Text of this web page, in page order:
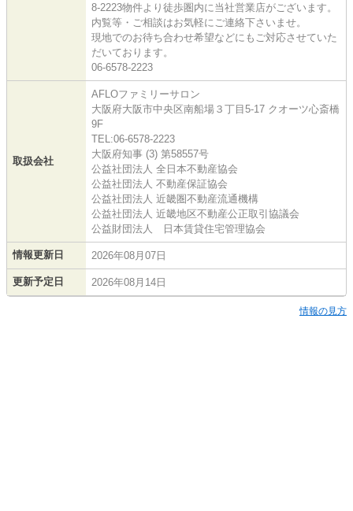
8-2223物件より徒歩圏内に当社営業店がございます。
内覧等・ご相談はお気軽にご連絡下さいませ。
現地でのお待ち合わせ希望などにもご対応させていた
だいております。
06-6578-2223
取扱会社
AFLOファミリーサロン
大阪府大阪市中央区南船場３丁目5-17 クオーツ心斎橋
9F
TEL:06-6578-2223
大阪府知事 (3) 第58557号
公益社団法人 全日本不動産協会
公益社団法人 不動産保証協会
公益社団法人 近畿圏不動産流通機構
公益社団法人 近畿地区不動産公正取引協議会
公益財団法人 日本賃貸住宅管理協会
情報更新日 2026年08月07日
更新予定日 2026年08月14日
情報の見方